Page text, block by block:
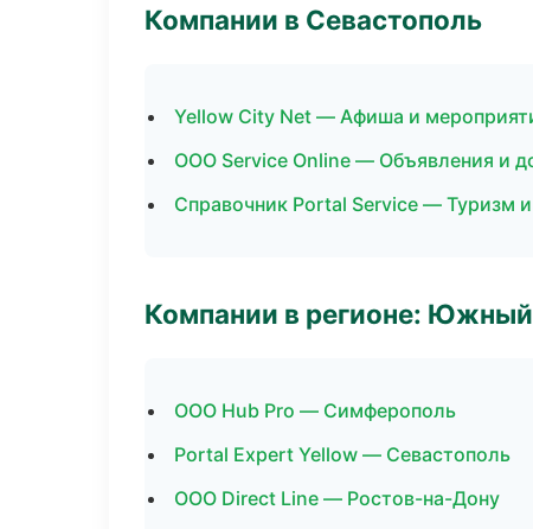
Компании в Севастополь
Yellow City Net — Афиша и
ООО Service Online — Объявления и
Справочник Portal Service — Туризм
Компании в регионе:
ООО Hub Pro — Симферополь
Portal Expert Yellow — Севастополь
ООО Direct Line — Ростов-на-Дону